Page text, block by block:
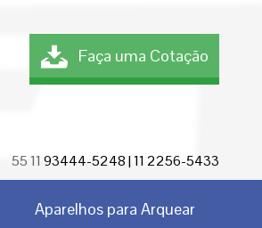
Faça uma Cotação
55 11 93444-5248 | 11 2256-5433
Aparelhos para Arquear